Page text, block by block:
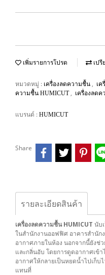
เพิ่มรายการโปรด เปรี
หมวดหมู่ : เครื่องลดความชื้น , เ
ความชื้น HUMICUT , เครื่องลด
แบรนด์ : HUMICUT
Share
รายละเอียดสินค้า
เครื่องลดความชื้น HUMICUT นับ
ในสำนักงานออฟฟิศ อาคารสำนั
อากาศภายในห้อง นอกจากนี้ยังช่ว
และกลิ่นอับ โดยการดูดอากาศเข้
อากาศให้กลายเป็นหยดน้ำไปเก็
แทนที่